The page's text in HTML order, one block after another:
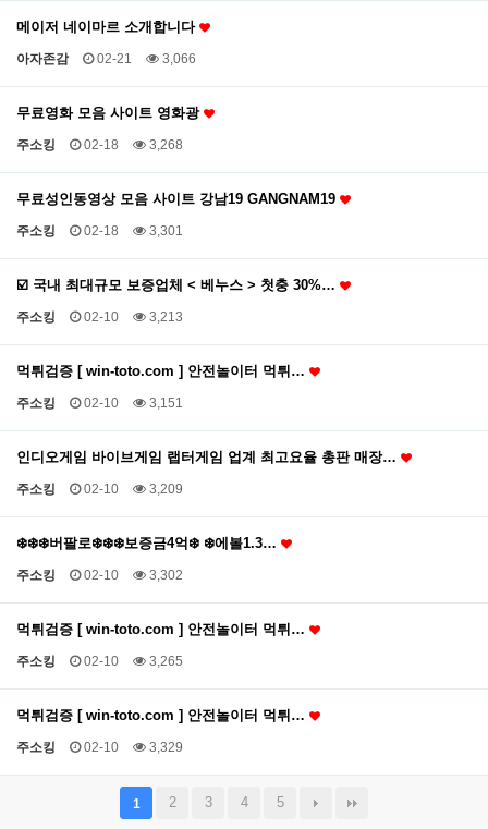
메이저 네이마르 소개합니다
아자존감 02-21 3,066
무료영화 모음 사이트 영화광
주소킹 02-18 3,268
무료성인동영상 모음 사이트 강남19 GANGNAM19
주소킹 02-18 3,301
☑️ 국내 최대규모 보증업체 < 베누스 > 첫충 30%…
주소킹 02-10 3,213
먹튀검증 [ win-toto.com ] 안전놀이터 먹튀…
주소킹 02-10 3,151
인디오게임 바이브게임 랩터게임 업계 최고요율 총판 매장…
주소킹 02-10 3,209
❄️❄️❄️버팔로❄️❄️❄️보증금4억❄️ ❄️에볼1.3…
주소킹 02-10 3,302
먹튀검증 [ win-toto.com ] 안전놀이터 먹튀…
주소킹 02-10 3,265
먹튀검증 [ win-toto.com ] 안전놀이터 먹튀…
주소킹 02-10 3,329
1 2 3 4 5